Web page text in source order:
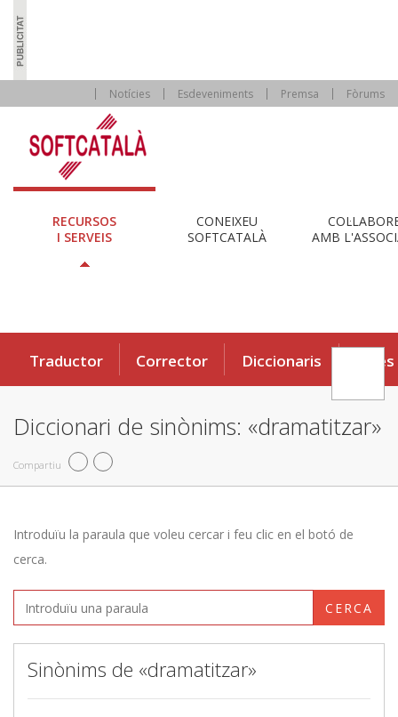
Notícies Esdeveniments Premsa Fòrums
RECURSOS
I SERVEIS
CONEIXEU
SOFTCATALÀ
AMB
Traductor Corrector Diccionaris Eines
Diccionari de sinònims: «dramatitzar»
Compartiu
Introduïu la paraula que voleu cercar i feu clic en el botó de
cerca.
CERCA
Sinònims de «dramatitzar»